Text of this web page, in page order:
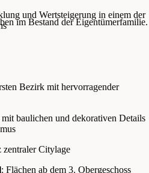
und Wertsteigerung in einem der
im Bestand der Eigentümerfamilie.
Bezirk mit hervorragender
mit baulichen und dekorativen Details
Citylage
: Flächen ab dem 3. Obergeschoss